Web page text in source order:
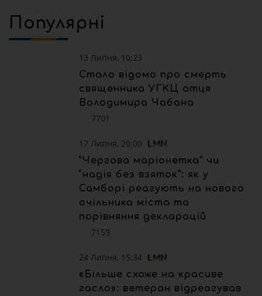
Популярні
13 Липня, 10:23
Стало відомо про смерть
священника УГКЦ отця
Володимира Чабана
7701
17 Липня, 20:00
“Чергова маріонетка” чи
“надія без взяток”: як у
Самборі реагують на нового
очільника міста та
порівняння декларацій
7159
24 Липня, 15:34
«Більше схоже на красиве
гасло»: ветеран відреагував